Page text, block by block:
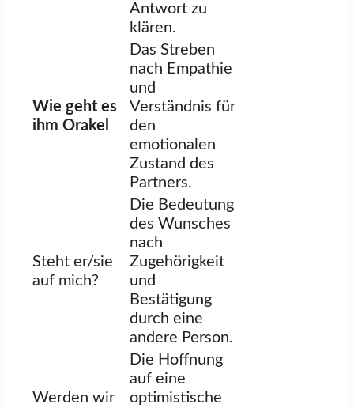
Antwort zu
klären.
Wie geht es
ihm Orakel
Das Streben
nach Empathie
und
Verständnis für
den
emotionalen
Zustand des
Partners.
Steht er/sie
auf mich?
Die Bedeutung
des Wunsches
nach
Zugehörigkeit
und
Bestätigung
durch eine
andere Person.
Werden wir
Die Hoffnung
auf eine
optimistische